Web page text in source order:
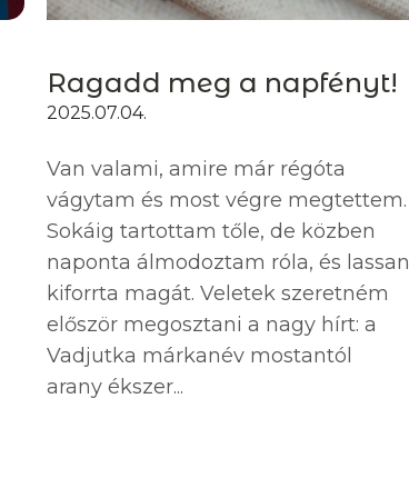
Ragadd meg a napfényt!
2025.07.04.
Van valami, amire már régóta
vágytam és most végre megtettem.
Sokáig tartottam tőle, de közben
naponta álmodoztam róla, és lassan
kiforrta magát. Veletek szeretném
először megosztani a nagy hírt: a
Vadjutka márkanév mostantól
arany ékszer...